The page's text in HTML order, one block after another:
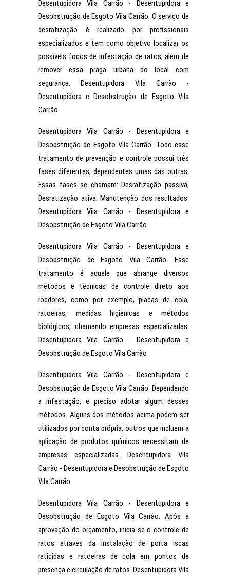
Desentupidora Vila Carrão - Desentupidora e
Desobstrução de Esgoto Vila Carrão. O serviço de
desratização é realizado por profissionais
especializados e tem como objetivo localizar os
possíveis focos de infestação de ratos, além de
remover essa praga urbana do local com
segurança. Desentupidora Vila Carrão -
Desentupidora e Desobstrução de Esgoto Vila
Carrão
Desentupidora Vila Carrão - Desentupidora e
Desobstrução de Esgoto Vila Carrão. Todo esse
tratamento de prevenção e controle possui três
fases diferentes, dependentes umas das outras.
Essas fases se chamam: Desratização passiva;
Desratização ativa; Manutenção dos resultados.
Desentupidora Vila Carrão - Desentupidora e
Desobstrução de Esgoto Vila Carrão
Desentupidora Vila Carrão - Desentupidora e
Desobstrução de Esgoto Vila Carrão. Esse
tratamento é aquele que abrange diversos
métodos e técnicas de controle direto aos
roedores, como por exemplo, placas de cola,
ratoeiras, medidas higiênicas e métodos
biológicos, chamando empresas especializadas.
Desentupidora Vila Carrão - Desentupidora e
Desobstrução de Esgoto Vila Carrão
Desentupidora Vila Carrão - Desentupidora e
Desobstrução de Esgoto Vila Carrão. Dependendo
a infestação, é preciso adotar algum desses
métodos. Alguns dos métodos acima podem ser
utilizados por conta própria, outros que incluem a
aplicação de produtos químicos necessitam de
empresas especializadas. Desentupidora Vila
Carrão - Desentupidora e Desobstrução de Esgoto
Vila Carrão
Desentupidora Vila Carrão - Desentupidora e
Desobstrução de Esgoto Vila Carrão. Após a
aprovação do orçamento, inicia-se o controle de
ratos através da instalação de porta iscas
raticidas e ratoeiras de cola em pontos de
presença e circulação de ratos. Desentupidora Vila